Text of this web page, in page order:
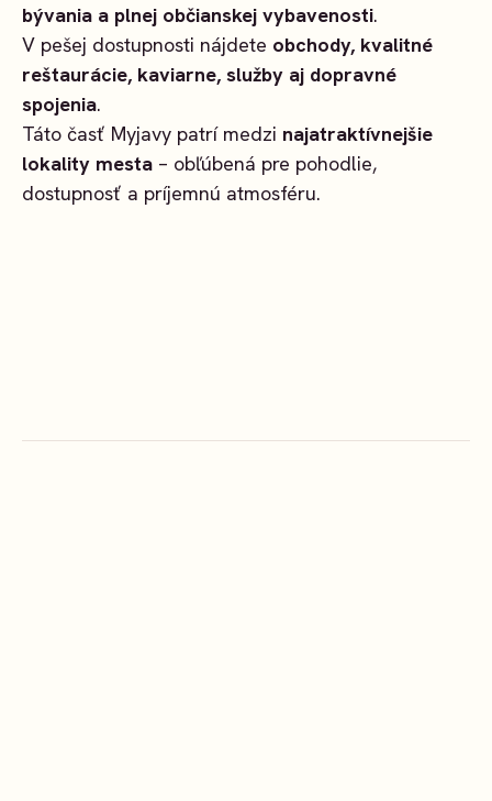
bývania a plnej občianskej vybavenosti.
V pešej dostupnosti nájdete obchody, kvalitné
reštaurácie, kaviarne, služby aj dopravné
spojenia.
Táto časť Myjavy patrí medzi najatraktívnejšie
lokality mesta – obľúbená pre pohodlie,
dostupnosť a príjemnú atmosféru.